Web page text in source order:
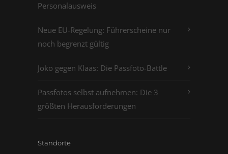
Personalausweis
Neue EU-Regelung: Führerscheine nur
noch begrenzt gültig
Joko gegen Klaas: Die Passfoto-Battle
Passfotos selbst aufnehmen: Die 3
größten Herausforderungen
Standorte